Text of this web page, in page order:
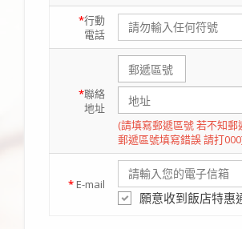
*行動
電話
*聯絡
地址
(請填寫郵遞區號 若不知
郵遞區號填寫錯誤 請打
* E-mail
願意收到飯店特惠